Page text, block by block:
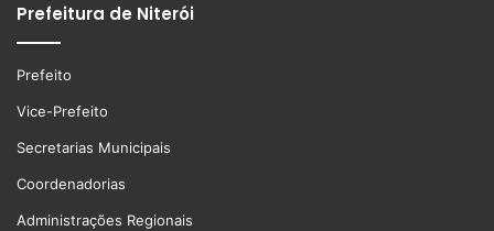
Prefeitura de Niterói
Prefeito
Vice-Prefeito
Secretarias Municipais
Coordenadorias
Administrações Regionais